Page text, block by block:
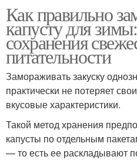
Как правильно
капусту для
сохранения
питательности
Замораживать закуску
практически не потеряет
вкусовые характеристики.
Такой метод хранения
капусты по отдельным
— то есть ее раскладывают